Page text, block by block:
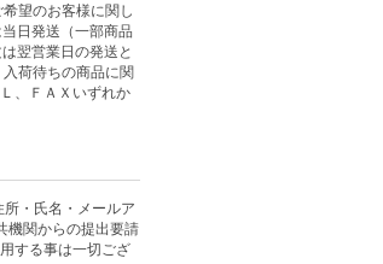
望のお客様に関し
日発送（一部商品
翌営業日の発送と
荷待ちの商品に関
、ＦＡＸいずれか
・氏名・メールア
機関からの提出要請
する事は一切ござ